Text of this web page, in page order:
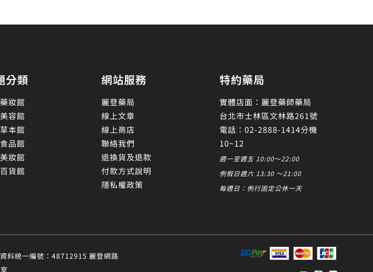
分類
妝館
容館
本館
品館
妝館
貨館
網站服務
麗登藥局
線上文章
線上商店
聯絡我們
退換貨及退款
付款方式說明
隱私權政策
特約藥局
實體店面：麗登藥師藥局
台北市士林區文林路261號
電話：02-2888-1414分機
10~12
週一至週五 10:00～22:00
例假日週六 13:30 ～21:00
每週日：例行固定公休一天
統一編號：48712915 麗登網路